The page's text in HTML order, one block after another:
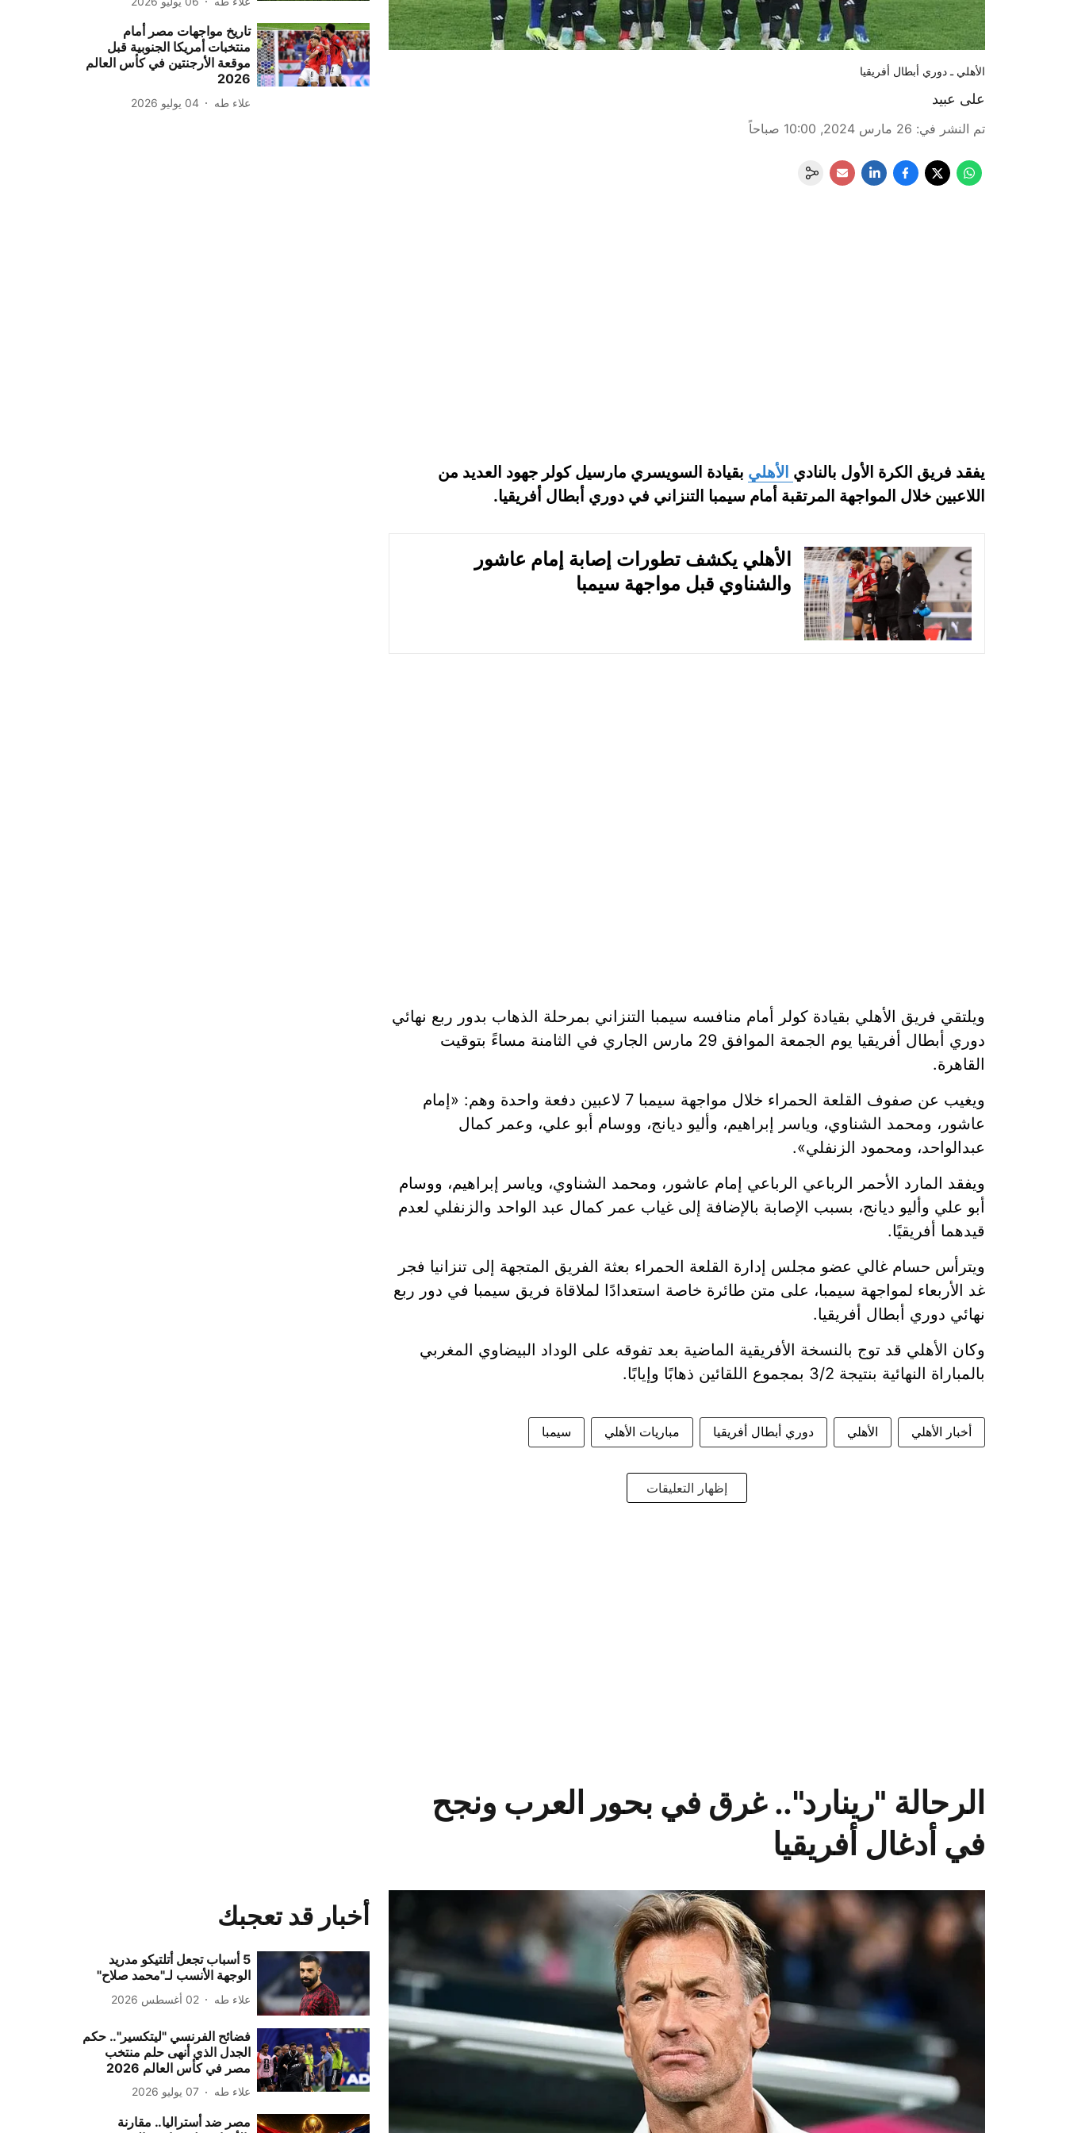
الأهلي ـ دوري أبطال أفريقيا
تم النشر في: 26 مارس 2024, 10:00 صباحاً
يفقد فريق الكرة الأول بالنادي الأهلي بقيادة السويسري مارسيل كولر جهود العديد من
اللاعبين خلال المواجهة المرتقبة أمام سيمبا التنزاني في دوري أبطال أفريقيا.
الأهلي يكشف تطورات إصابة إمام عاشور
والشناوي قبل مواجهة سيمبا
ويلتقي فريق الأهلي بقيادة كولر أمام منافسه سيمبا التنزاني بمرحلة الذهاب بدور ربع نهائي
دوري أبطال أفريقيا يوم الجمعة الموافق 29 مارس الجاري في الثامنة مساءً بتوقيت
القاهرة.
ويغيب عن صفوف القلعة الحمراء خلال مواجهة سيمبا 7 لاعبين دفعة واحدة وهم: «إمام
عاشور، ومحمد الشناوي، وياسر إبراهيم، وأليو ديانج، ووسام أبو علي، وعمر كمال
عبدالواحد، ومحمود الزنفلي».
ويفقد المارد الأحمر الرباعي الرباعي إمام عاشور، ومحمد الشناوي، وياسر إبراهيم، ووسام
أبو علي وأليو ديانج، بسبب الإصابة بالإضافة إلى غياب عمر كمال عبد الواحد والزنفلي لعدم
قيدهما أفريقيًا.
ويترأس حسام غالي عضو مجلس إدارة القلعة الحمراء بعثة الفريق المتجهة إلى تنزانيا فجر
غد الأربعاء لمواجهة سيمبا، على متن طائرة خاصة استعدادًا لملاقاة فريق سيمبا في دور ربع
نهائي دوري أبطال أفريقيا.
وكان الأهلي قد توج بالنسخة الأفريقية الماضية بعد تفوقه على الوداد البيضاوي المغربي
بالمباراة النهائية بنتيجة 3/2 بمجموع اللقائين ذهابًا وإيابًا.
أخبار الأهلي الأهلي دوري أبطال أفريقيا مباريات الأهلي سيمبا
إظهار التعليقات
تاريخ مواجهات مصر أمام
منتخبات أمريكا الجنوبية قبل
موقعة الأرجنتين في كأس العالم
2026
علاء طه 04 يوليو 2026
الرحالة "رينارد".. غرق في بحور العرب ونجح
في أدغال أفريقيا
أخبار قد تعجبك
5 أسباب تجعل أتلتيكو مدريد
الوجهة الأنسب لـ"محمد صلاح"
علاء طه 02 أغسطس 2026
فضائح الفرنسي "ليتكسير".. حكم
الجدل الذي أنهى حلم منتخب
مصر في كأس العالم 2026
علاء طه 07 يوليو 2026
مصر ضد أستراليا.. مقارنة